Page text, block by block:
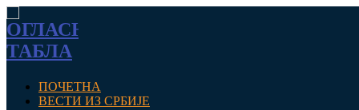
ПОЧЕТНА
ВЕСТИ ИЗ СРБИЈЕ